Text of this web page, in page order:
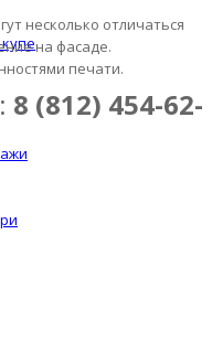
несколько отличаться
на фасаде.
печати.
8 (812) 454-62-